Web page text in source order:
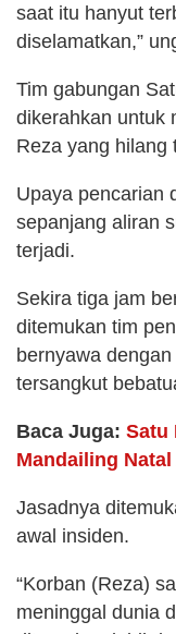
saat itu hanyut
diselamatkan,”
Tim gabungan
dikerahkan untuk
Reza yang hilang
Upaya pencarian
sepanjang aliran
terjadi.
Sekira tiga jam
ditemukan tim
bernyawa
tersangkut
Baca Juga: Satu
Mandailing
Jasadnya
awal insiden.
“Korban (Reza)
meninggal dunia